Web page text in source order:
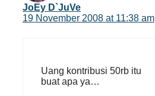
JoEy D`JuVe
19 November 2008 at 11:38 am
Uang kontribusi 50rb itu
buat apa ya…